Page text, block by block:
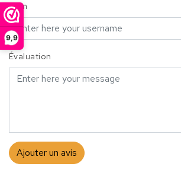
9,9
Nom
Évaluation
Ajouter un avis